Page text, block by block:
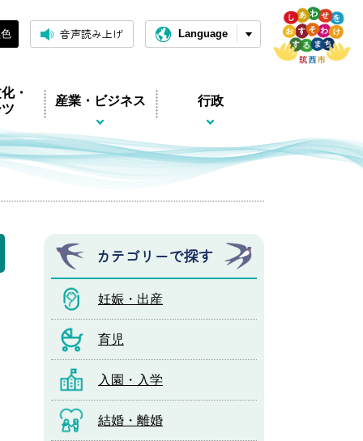
音声読み上げ Language
・
産業・ビジネス 行政
カテゴリーで探す
妊娠・出産
育児
入園・入学
結婚・離婚